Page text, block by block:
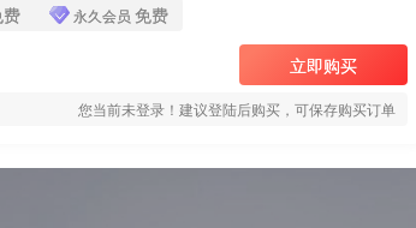
永久会员 免费
立即购买
您当前未登录！建议登陆后购买，可保存购买订单